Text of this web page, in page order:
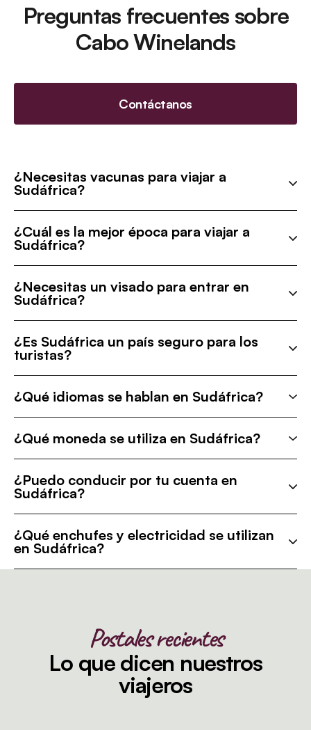
Preguntas frecuentes sobre
Cabo Winelands
Contáctanos
¿Necesitas vacunas para viajar a
Sudáfrica?
¿Cuál es la mejor época para viajar a
Sudáfrica?
¿Necesitas un visado para entrar en
Sudáfrica?
¿Es Sudáfrica un país seguro para los
turistas?
¿Qué idiomas se hablan en Sudáfrica?
¿Qué moneda se utiliza en Sudáfrica?
¿Puedo conducir por tu cuenta en
Sudáfrica?
¿Qué enchufes y electricidad se utilizan
en Sudáfrica?
Postales recientes
Lo que dicen nuestros
viajeros